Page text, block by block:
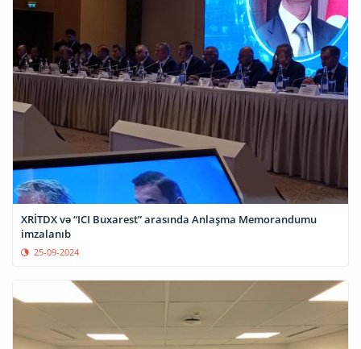
XRİTDX və “ICI Buxarest” arasında Anlaşma Memorandumu
imzalanıb
25-09-2024